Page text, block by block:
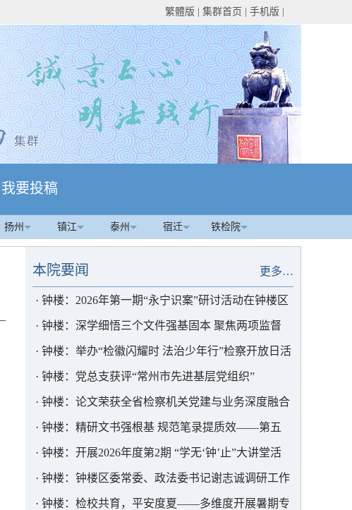
繁體版 集群首页 手机版
我要投稿
扬州 镇江 泰州 宿迁 铁检院
更多…
本院要闻
· 钟楼：2026年第一期“永宁识案”研讨活动在钟楼区
院举行
· 钟楼：深学细悟三个文件强基固本 聚焦两项监督
核查精准发力
· 钟楼：举办“检徽闪耀时 法治少年行”检察开放日活
动
· 钟楼：党总支获评“常州市先进基层党组织”
· 钟楼：论文荣获全省检察机关党建与业务深度融合
主题征文三等奖
· 钟楼：精研文书强根基 规范笔录提质效——第五
检察部开展办案核心技能专题培训
· 钟楼：开展2026年度第2期 “学无‘钟’止”大讲堂活
动
· 钟楼：钟楼区委常委、政法委书记谢志诚调研工作
· 钟楼：检校共育，平安度夏——多维度开展暑期专